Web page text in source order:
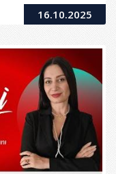
16.10.2025